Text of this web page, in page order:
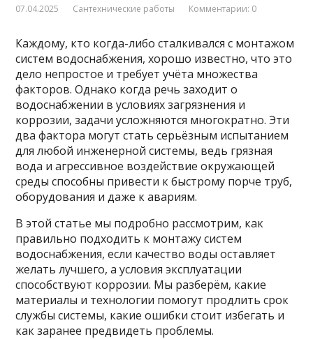
07.04.2025 Сантехнические работы Комментарии: 0
Каждому, кто когда-либо сталкивался с монтажом
систем водоснабжения, хорошо известно, что это
дело непростое и требует учёта множества
факторов. Однако когда речь заходит о
водоснабжении в условиях загрязнения и
коррозии, задачи усложняются многократно. Эти
два фактора могут стать серьёзным испытанием
для любой инженерной системы, ведь грязная
вода и агрессивное воздействие окружающей
среды способны привести к быстрому порче труб,
оборудования и даже к авариям.
В этой статье мы подробно рассмотрим, как
правильно подходить к монтажу систем
водоснабжения, если качество воды оставляет
желать лучшего, а условия эксплуатации
способствуют коррозии. Мы разберём, какие
материалы и технологии помогут продлить срок
службы системы, какие ошибки стоит избегать и
как заранее предвидеть проблемы.